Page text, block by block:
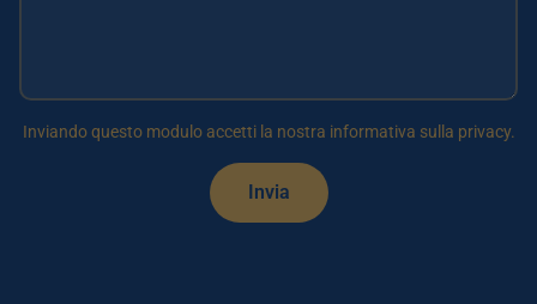
Inviando questo modulo accetti la nostra informativa sulla privacy.
Invia